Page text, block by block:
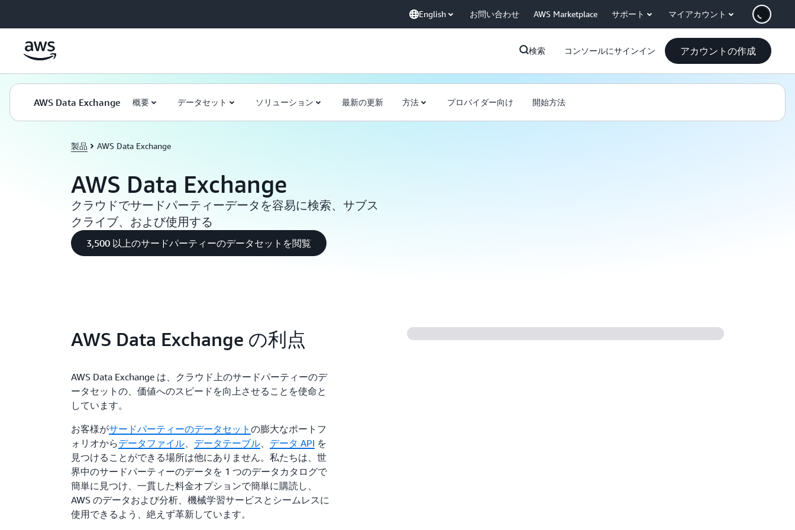
English お問い合わせ AWS Marketplace サポート マイアカウント
検索 コンソールにサインイン アカウントの作成
AWS Data Exchange 概要 データセット ソリューション 最新の更新 方法 プロバイダー向け 開始方法
製品 AWS Data Exchange
AWS Data Exchange
クラウドでサードパーティーデータを容易に検索、サブス
クライブ、および使用する
3,500 以上のサードパーティーのデータセットを閲覧
AWS Data Exchange の利点
AWS Data Exchange は、クラウド上のサードパーティーのデ
ータセットの、価値へのスピードを向上させることを使命と
しています。
お客様がサードパーティーのデータセットの膨大なポートフ
ォリオからデータファイル、 データテーブル、 データ API を
見つけることができる場所は他にありません。私たちは、世
界中のサードパーティーのデータを 1 つのデータカタログで
簡単に見つけ、一貫した料金オプションで簡単に購読し、
AWS のデータおよび分析、機械学習サービスとシームレスに
使用できるよう、絶えず革新しています。